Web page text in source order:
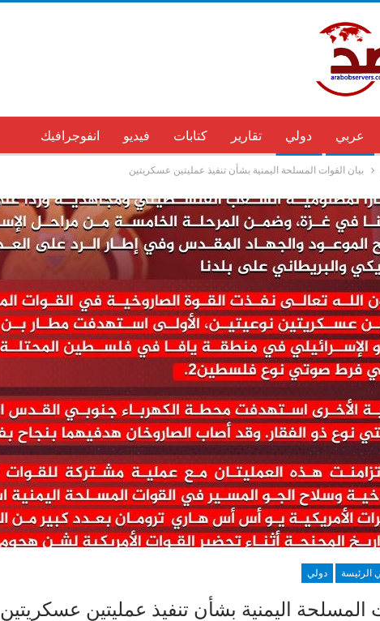
عربي دولي تقارير كتابات فيديو انفوجرافيك
بيان القوات المسلحة اليمنية بشأن تنفيذ عمليتين عسكريتين
الرئيسة دولي
المسلحة اليمنية بشأن تنفيذ عمليتين عسكريتين